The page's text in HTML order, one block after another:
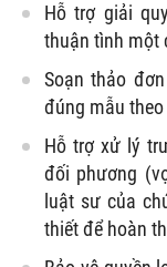
Hỗ trợ giải
thuận tình một
Soạn thảo
đúng mẫu
Hỗ trợ xử lý
đối phương
luật sư của
thiết để hoàn